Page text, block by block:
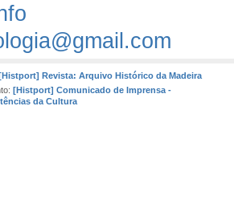
Revista: Arquivo Histórico da Madeira
[Histport] Comunicado de Imprensa -
da Cultura